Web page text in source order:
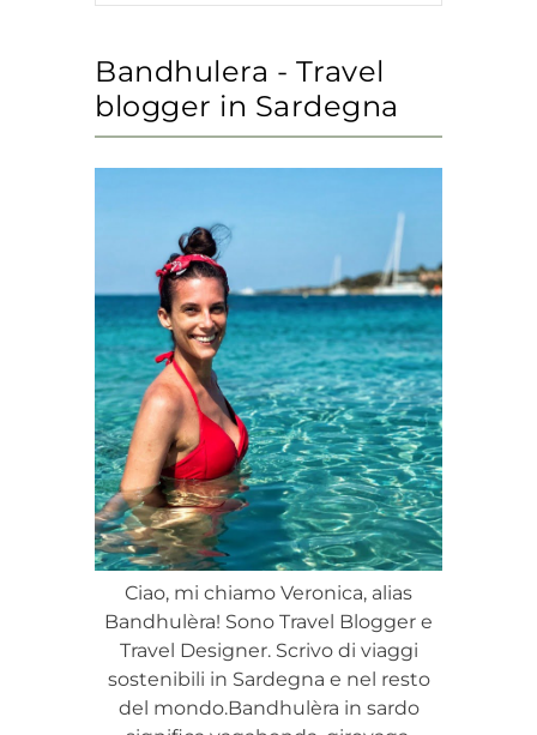
Bandhulera - Travel
blogger in Sardegna
Ciao, mi chiamo Veronica, alias
Bandhulèra! Sono Travel Blogger e
Travel Designer. Scrivo di viaggi
sostenibili in Sardegna e nel resto
del mondo.Bandhulèra in sardo